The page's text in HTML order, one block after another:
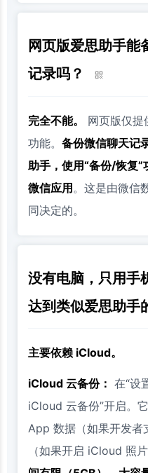
网页版爱思助手能
记录吗？
完全不能。
网页版仅提
功能。 备份微信聊天记
助手，使用“备份/恢复”
微信应用。这是由微信
同决定的。
没有电脑，只用手
达到类似爱思助手
主要依赖 iCloud。
iCloud 云备份： 在“设
iCloud 云备份”开启。
App 数据（如果开发
（如果开启 iCloud 照